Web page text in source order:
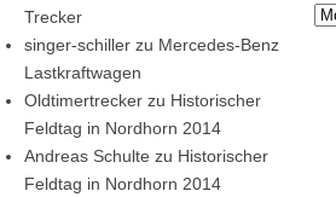
Trecker
singer-schiller zu Mercedes-Benz
Lastkraftwagen
Oldtimertrecker zu Historischer
Feldtag in Nordhorn 2014
Andreas Schulte zu Historischer
Feldtag in Nordhorn 2014